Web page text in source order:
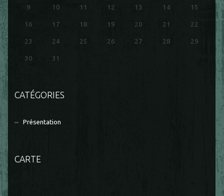
9 10 11 12 13 14 15
16 17 18 19 20 21 22
23 24 25 26 27 28 29
30 31
CATÉGORIES
Présentation
CARTE